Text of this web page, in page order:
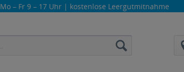
Mo – Fr 9 – 17 Uhr | kostenlose Leergutmitnahme